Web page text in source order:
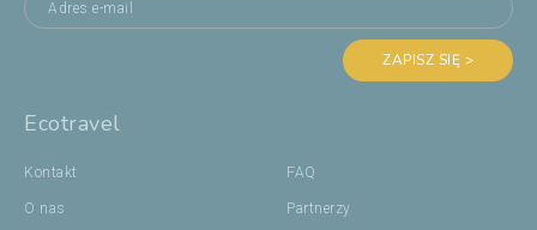
ZAPISZ SIĘ >
Ecotravel
Kontakt
O nas
FAQ
Partnerzy